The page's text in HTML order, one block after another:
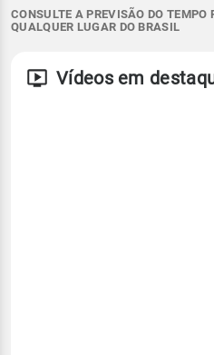
CONSULTE A PREVISÃO DO TEMPO
QUALQUER LUGAR DO BRASIL
Vídeos em